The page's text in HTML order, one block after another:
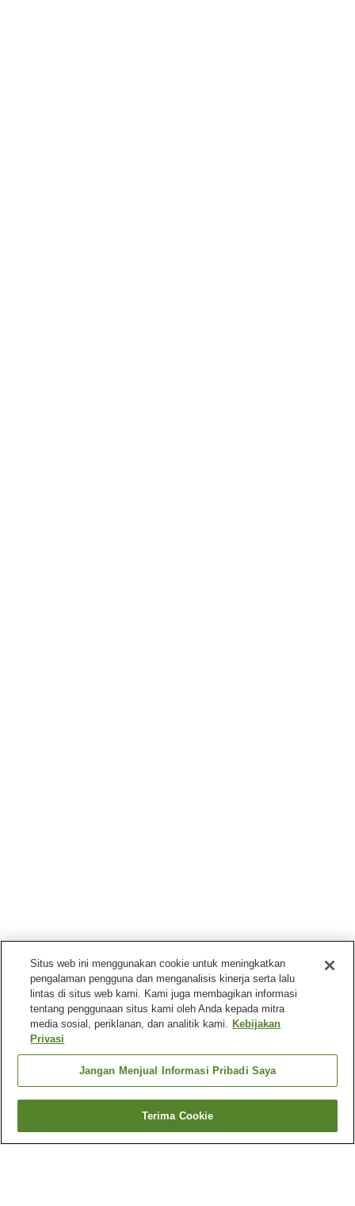
Kembali
Situs web ini menggunakan cookie untuk meningkatkan
pengalaman pengguna dan menganalisis kinerja serta lalu
lintas di situs web kami. Kami juga membagikan informasi
tentang penggunaan situs kami oleh Anda kepada mitra
media sosial, periklanan, dan analitik kami. Kebijakan
Privasi
Jangan Menjual Informasi Pribadi Saya
Terima Cookie